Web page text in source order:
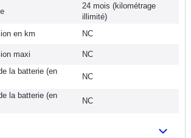
24 mois (kilométrage
illimité)
en km
NC
maxi
NC
la batterie (en
NC
la batterie (en
NC